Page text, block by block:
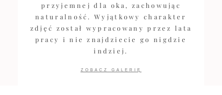
przyjemnej dla oka, zachowując
naturalność. Wyjątkowy charakter
zdjęć został wypracowany przez lata
pracy i nie znajdziecie go nigdzie
indziej.
ZOBACZ GALERIĘ